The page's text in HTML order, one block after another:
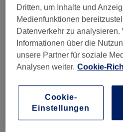
Auf
Dritten, um Inhalte und
Medienfunktionen
Datenverkehr zu analysieren.
Informationen über die
unsere Partner für soziale
Analysen weiter. Cookie-
Cookie-
Einstellungen